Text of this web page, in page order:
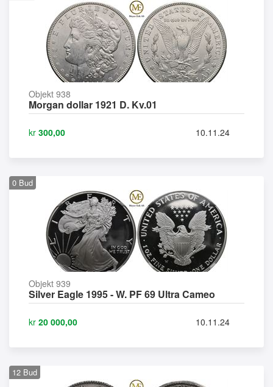
Objekt 938
Morgan dollar 1921 D. Kv.01
kr 300,00 10.11.24
0 Bud
Objekt 939
Silver Eagle 1995 - W. PF 69 Ultra Cameo
kr 20 000,00 10.11.24
12 Bud